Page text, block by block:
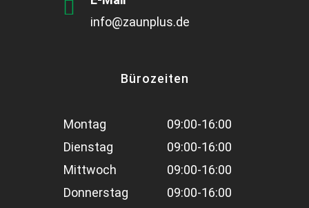
info@zaunplus.de
Bürozeiten
Montag
09:00-16:00
Dienstag
09:00-16:00
Mittwoch
09:00-16:00
Donnerstag
09:00-16:00